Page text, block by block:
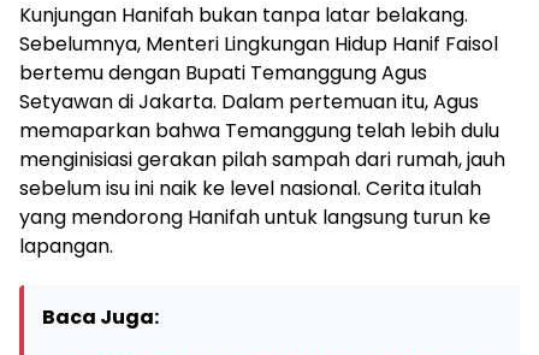
Kunjungan Hanifah bukan tanpa latar belakang.
Sebelumnya, Menteri Lingkungan Hidup Hanif Faisol
bertemu dengan Bupati Temanggung Agus
Setyawan di Jakarta. Dalam pertemuan itu, Agus
memaparkan bahwa Temanggung telah lebih dulu
menginisiasi gerakan pilah sampah dari rumah, jauh
sebelum isu ini naik ke level nasional. Cerita itulah
yang mendorong Hanifah untuk langsung turun ke
lapangan.
Baca Juga: